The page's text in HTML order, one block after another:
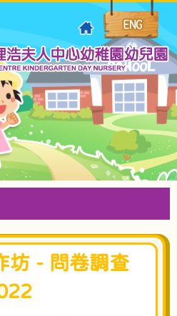
坊 - 問卷調查